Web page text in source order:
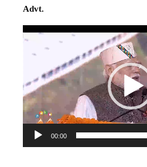
Advt.
Video
00:00